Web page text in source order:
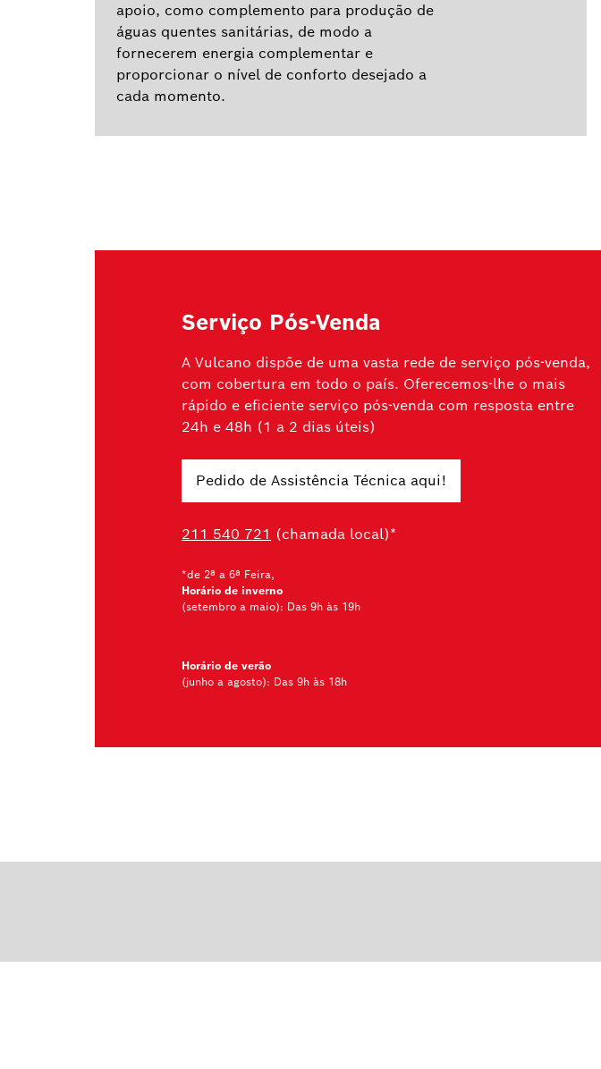
apoio, como complemento para produção de
águas quentes sanitárias, de modo a
fornecerem energia complementar e
proporcionar o nível de conforto desejado a
cada momento.
Serviço Pós-Venda
A Vulcano dispõe de uma vasta rede de serviço pós-venda,
com cobertura em todo o país. Oferecemos-lhe o mais
rápido e eficiente serviço pós-venda com resposta entre
24h e 48h (1 a 2 dias úteis)
Pedido de Assistência Técnica aqui!
211 540 721 (chamada local)*
*de 2ª a 6ª Feira,
Horário de inverno
(setembro a maio): Das 9h às 19h
Horário de verão
(junho a agosto): Das 9h às 18h